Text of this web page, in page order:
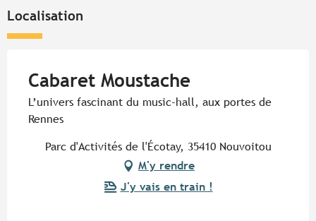
Localisation
Cabaret Moustache
L’univers fascinant du music-hall, aux portes de
Rennes
Parc d'Activités de l'Écotay, 35410 Nouvoitou
M'y rendre
J'y vais en train !